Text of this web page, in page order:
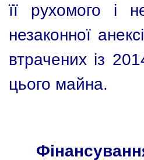
її рухомого і
незаконної
втрачених із
цього майна.